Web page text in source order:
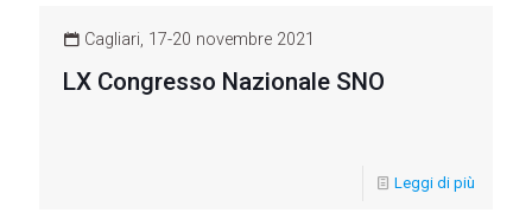
Cagliari, 17-20 novembre 2021
LX Congresso Nazionale SNO
Leggi di più